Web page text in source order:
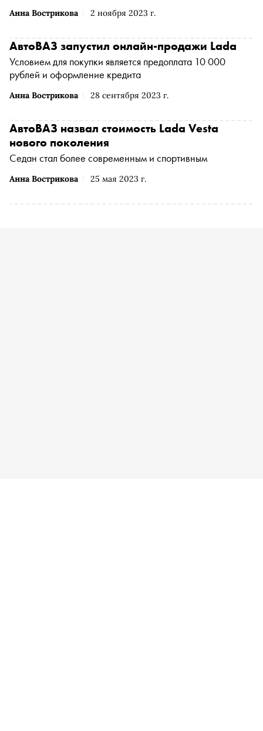
Анна Вострикова 2 ноября 2023 г.
Анна Вострикова 28 сентября 2023 г.
АвтоВАЗ запустил онлайн-продажи Lada
Условием для покупки является предоплата 10 000
рублей и оформление кредита
Анна Вострикова 25 мая 2023 г.
АвтоВАЗ назвал стоимость Lada Vesta
нового поколения
Седан стал более современным и спортивным